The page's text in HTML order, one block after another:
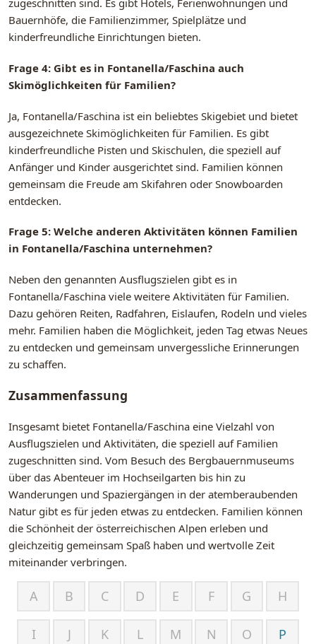
Bauernhöfe, die Familienzimmer, Spielplätze und
kinderfreundliche Einrichtungen bieten.
Frage 4: Gibt es in Fontanella/Faschina auch
Skimöglichkeiten für Familien?
Ja, Fontanella/Faschina ist ein beliebtes Skigebiet und bietet
ausgezeichnete Skimöglichkeiten für Familien. Es gibt
kinderfreundliche Pisten und Skischulen, die speziell auf
Anfänger und Kinder ausgerichtet sind. Familien können
gemeinsam die Freude am Skifahren oder Snowboarden
entdecken.
Frage 5: Welche anderen Aktivitäten können Familien
in Fontanella/Faschina unternehmen?
Neben den genannten Ausflugszielen gibt es in
Fontanella/Faschina viele weitere Aktivitäten für Familien.
Dazu gehören Reiten, Radfahren, Eislaufen, Rodeln und vieles
mehr. Familien haben die Möglichkeit, jeden Tag etwas Neues
zu entdecken und gemeinsam unvergessliche Erinnerungen
zu schaffen.
Zusammenfassung
Insgesamt bietet Fontanella/Faschina eine Vielzahl von
Ausflugszielen und Aktivitäten, die speziell auf Familien
zugeschnitten sind. Vom Besuch des Bergbauernmuseums
über das Abenteuer im Hochseilgarten bis hin zu
Wanderungen und Spaziergängen in der atemberaubenden
Natur gibt es für jeden etwas zu entdecken. Familien können
die Schönheit der österreichischen Alpen erleben und
gleichzeitig gemeinsam Spaß haben und wertvolle Zeit
miteinander verbringen.
A B C D E F G H
I J K L M N O P